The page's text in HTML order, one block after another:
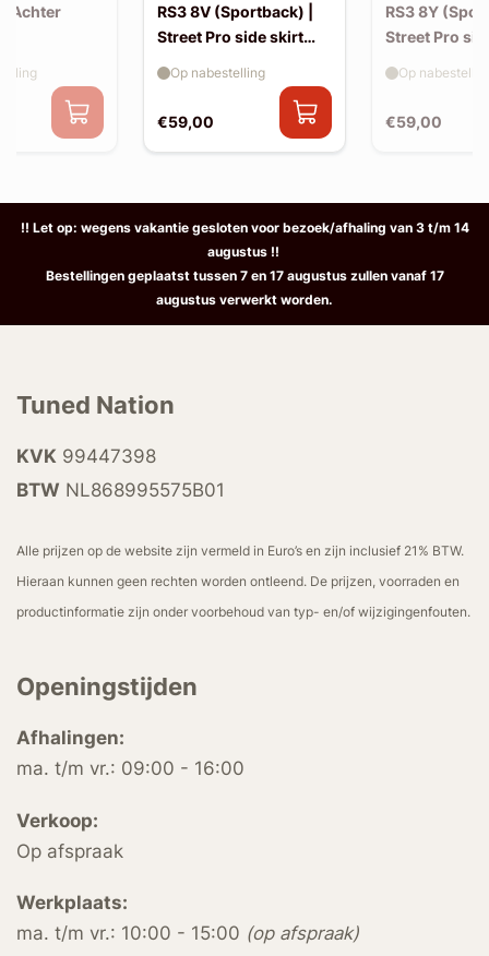
| Achter
RS3 8V (Sportback) |
Street Pro side skirt
€59,00
Op nabestelling
RS3 8Y
Street Pro
€59,00
Op
!! Let op: wegens vakantie gesloten voor bezoek/afhaling van 3 t/m 14
augustus !!
Bestellingen geplaatst tussen 7 en 17 augustus zullen vanaf 17
augustus verwerkt worden.
Tuned Nation
KVK 99447398
BTW NL868995575B01
Alle prijzen op de website zijn vermeld in Euro’s en zijn inclusief 21% BTW.
Hieraan kunnen geen rechten worden ontleend. De prijzen, voorraden en
productinformatie zijn onder voorbehoud van typ- en/of wijzigingenfouten.
Openingstijden
Afhalingen:
ma. t/m vr.: 09:00 - 16:00
Verkoop:
Op afspraak
Werkplaats:
ma. t/m vr.: 10:00 - 15:00 (op afspraak)